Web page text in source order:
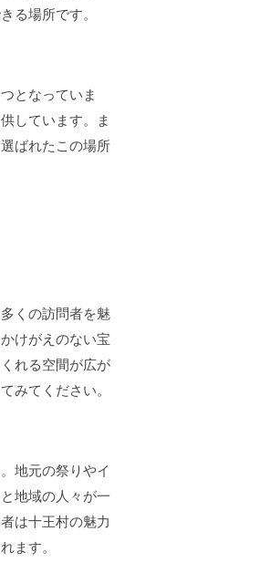
る場所です。
となっていま
しています。ま
ばれたこの場所
くの訪問者を魅
けがえのない宝
れる空間が広が
みてください。
地元の祭りやイ
地域の人々が一
は十王村の魅力
ます。